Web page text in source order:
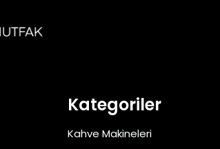
Kategoriler
Kahve Makineleri